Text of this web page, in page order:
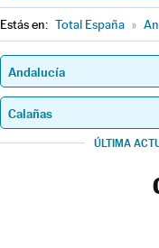
Estás en: Total España »
ÚLTIMA